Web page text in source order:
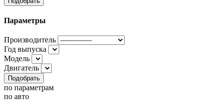
Параметры
Производитель
Год выпуска
Модель
Двигатель
Подобрать
по параметрам
по авто